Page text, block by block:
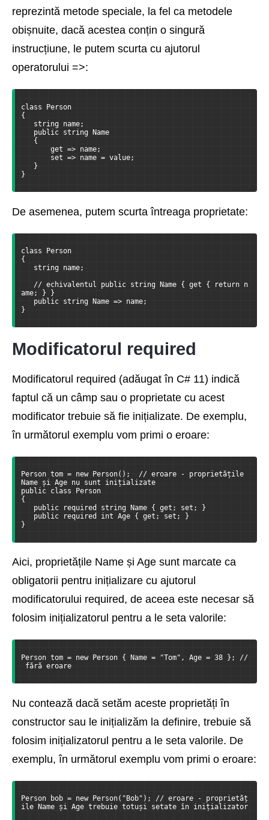
reprezintă metode speciale, la fel ca metodele
obișnuite, dacă acestea conțin o singură
instrucțiune, le putem scurta cu ajutorul
operatorului =>:
class Person
{
string name;
public string Name
{
get => name;
set => name = value;
}
}
De asemenea, putem scurta întreaga proprietate:
class Person
{
string name;
// echivalentul public string Name { get { return n
ame; } }
public string Name => name;
}
Modificatorul required
Modificatorul required (adăugat în C# 11) indică
faptul că un câmp sau o proprietate cu acest
modificator trebuie să fie inițializate. De exemplu,
în următorul exemplu vom primi o eroare:
Person tom = new Person();  // eroare - proprietățile
Name și Age nu sunt inițializate
public class Person
{
public required string Name { get; set; }
public required int Age { get; set; }
}
Aici, proprietățile Name și Age sunt marcate ca
obligatorii pentru inițializare cu ajutorul
modificatorului required, de aceea este necesar să
folosim inițializatorul pentru a le seta valorile:
Person tom = new Person { Name = "Tom", Age = 38 }; //
fără eroare
Nu contează dacă setăm aceste proprietăți în
constructor sau le inițializăm la definire, trebuie să
folosim inițializatorul pentru a le seta valorile. De
exemplu, în următorul exemplu vom primi o eroare:
Person bob = new Person("Bob"); // eroare - proprietăț
ile Name și Age trebuie totuși setate în inițializator